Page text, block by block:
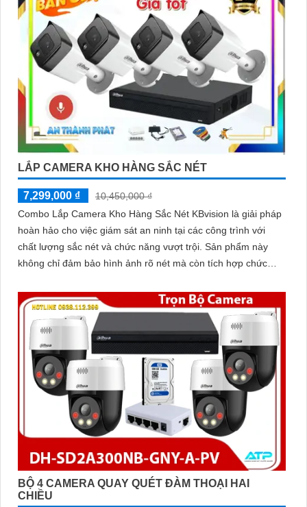
LẮP CAMERA KHO HÀNG SẮC NÉT
7,299,000 ₫
10,450,000 ₫
Combo Lắp Camera Kho Hàng Sắc Nét KBvision là giải pháp
hoàn hảo cho việc giám sát an ninh tại các công trình với
chất lượng sắc nét và chức năng vượt trội. Sản phẩm này
không chỉ đảm bảo hình ảnh rõ nét mà còn tích hợp chức
diện và chính xác hơn
BỘ 4 CAMERA QUAY QUÉT ĐÀM THOẠI HAI
CHIỀU